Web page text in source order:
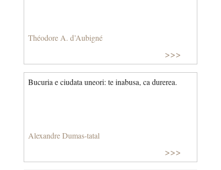
Théodore A. d’Aubigné
>>>
Bucuria e ciudata uneori: te inabusa, ca durerea.
Alexandre Dumas-tatal
>>>